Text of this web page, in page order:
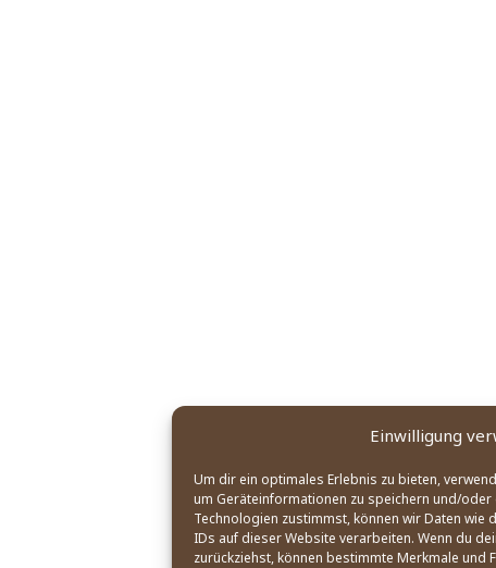
Einwilligung
Um dir ein optimales Erlebnis zu bieten,
um Geräteinformationen zu speichern und/
Technologien zustimmst, können wir Daten wie
IDs auf dieser Website verarbeiten. Wenn du
zurückziehst, können bestimmte Merkmale und